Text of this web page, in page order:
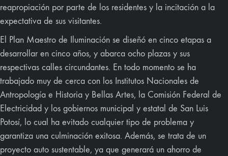
reapropiación por parte de los residentes y la incitación a la
expectativa de sus visitantes.
El Plan Maestro de Iluminación se diseñó en cinco etapas a
desarrollar en cinco años, y abarca ocho plazas y sus
respectivas calles circundantes. En todo momento se ha
trabajado muy de cerca con los Institutos Nacionales de
Antropología e Historia y Bellas Artes, la Comisión Federal de
Electricidad y los gobiernos municipal y estatal de San Luis
Potosí, lo cual ha evitado cualquier tipo de problema y
garantiza una culminación exitosa. Además, se trata de un
proyecto auto sustentable, ya que generará un ahorro de